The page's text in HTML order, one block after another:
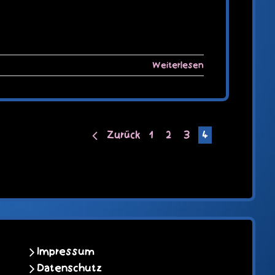
Weiterlesen
Zurück 1 2 3 4
Impressum
Datenschutz